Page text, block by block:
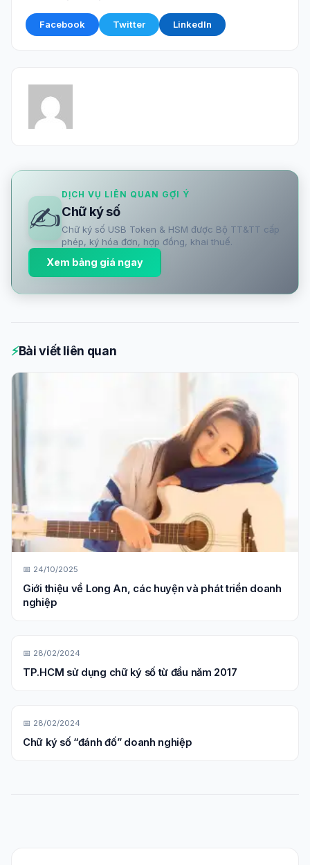
Facebook Twitter LinkedIn
✍️
DỊCH VỤ LIÊN QUAN GỢI Ý
Chữ ký số
Chữ ký số USB Token & HSM được Bộ TT&TT cấp
phép, ký hóa đơn, hợp đồng, khai thuế.
Xem bảng giá ngay
⚡Bài viết liên quan
📅 24/10/2025
Giới thiệu về Long An, các huyện và phát triển doanh
nghiệp
📅 28/02/2024
TP.HCM sử dụng chữ ký số từ đầu năm 2017
📅 28/02/2024
Chữ ký số “đánh đố” doanh nghiệp